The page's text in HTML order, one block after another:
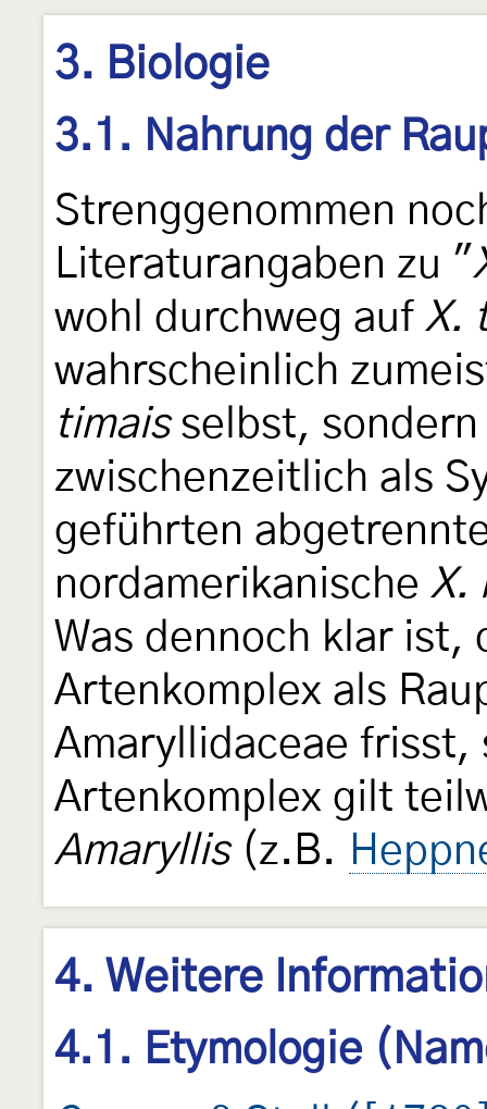
3. Biologie
3.1. Nahrung der
Strenggenommen
Literaturangaben zu "
wohl durchweg auf X.
wahrscheinlich
timaisselbst, sondern
zwischenzeitlich als
geführten
nordamerikanische X.
Was dennoch klar ist,
Artenkomplex als
Amaryllidaceae frisst,
Artenkomplex gilt
Amaryllis(z.B.
4. Weitere
4.1. Etymologie